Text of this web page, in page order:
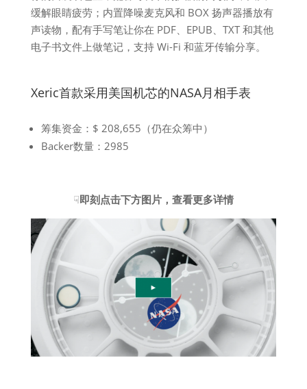
缓解眼睛疲劳；内置降噪麦克风和 BOX 扬声器播放有
声读物，配有手写笔让你在 PDF、EPUB、TXT 和其他
电子书文件上做笔记，支持 Wi-Fi 和蓝牙传输分享。
Xeric首款采用美国机芯的NASA月相手表
筹集资金：$ 208,655（仍在众筹中）
Backer数量：2985
☟即刻点击下方图片，查看更多详情